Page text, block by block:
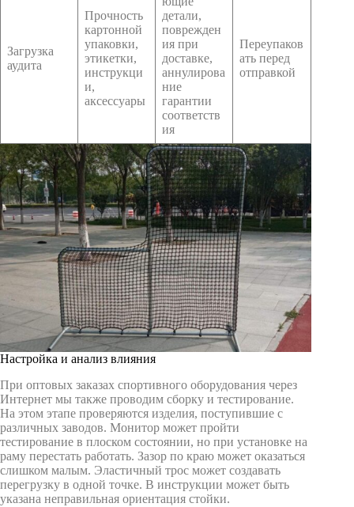
Загрузка
аудита
Прочность
картонной
упаковки,
этикетки,
инструкци
и,
аксессуары
детали,
поврежден
ия при
доставке,
аннулирова
ние
гарантии
соответств
ия
Переупаков
ать перед
отправкой
Настройка и анализ влияния
При оптовых заказах спортивного оборудования через
Интернет мы также проводим сборку и тестирование.
На этом этапе проверяются изделия, поступившие с
различных заводов. Монитор может пройти
тестирование в плоском состоянии, но при установке на
раму перестать работать. Зазор по краю может оказаться
слишком малым. Эластичный трос может создавать
перегрузку в одной точке. В инструкции может быть
указана неправильная ориентация стойки.